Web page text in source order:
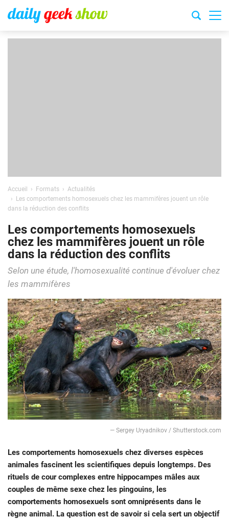
Accueil Formats
Actualités
Les comportements homosexuels chez les mammifères jouent un rôle
dans la réduction des conflits
Les comportements homosexuels
chez les mammifères jouent un rôle
dans la réduction des conflits
Selon une étude, l'homosexualité continue d'évoluer chez
les mammifères
— Sergey Uryadnikov / Shutterstock.com
Les comportements homosexuels chez diverses espèces
animales fascinent les scientifiques depuis longtemps. Des
rituels de cour complexes entre hippocampes mâles aux
couples de même sexe chez les pingouins, les
comportements homosexuels sont omniprésents dans le
règne animal. La question est de savoir si cela sert un objectif